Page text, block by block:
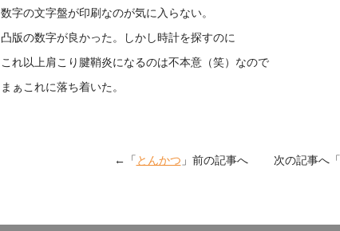
数字の文字盤が印刷なのが気に入らない。
凸版の数字が良かった。しかし時計を探すのに
これ以上肩こり腱鞘炎になるのは不本意（笑）なので
まぁこれに落ち着いた。
←「 とんかつ 」前の記事へ 次の記事へ「